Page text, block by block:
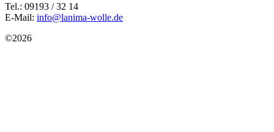
Tel.: 09193 / 32 14
E-Mail: info@lanima-wolle.de
©2026